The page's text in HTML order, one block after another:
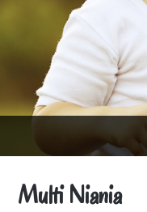
Multi Niania